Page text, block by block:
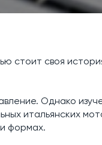
стоит своя
Однако
итальянских
формах.